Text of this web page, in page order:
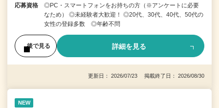
応募資格
◎PC・スマートフォンをお持ちの方（※アンケートに必要
なため） ◎未経験者大歓迎！ ◎20代、30代、40代、50代の
女性の登録多数 ◎年齢不問
後で見る 詳細を見る
更新日： 2026/07/23 掲載終了日： 2026/08/30
NEW